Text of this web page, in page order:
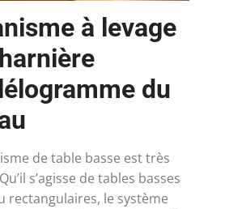
à levage
du
de table basse est très
s’agisse de tables basses
rectangulaires, le système